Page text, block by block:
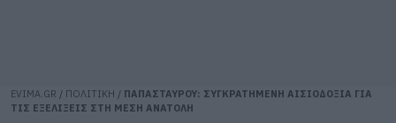
EVIMA.GR / ΠΟΛΙΤΙΚΗ / ΠΑΠΑΣΤΑΥΡΟΥ: ΣΥΓΚΡΑΤΗΜΕΝΗ ΑΙΣΙΟΔΟΞΙΑ ΓΙΑ
ΤΙΣ ΕΞΕΛΙΞΕΙΣ ΣΤΗ ΜΕΣΗ ΑΝΑΤΟΛΗ